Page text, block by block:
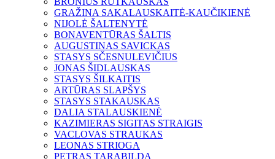
GRAŽINA SAKALAUSKAITĖ-KAUČIKIENĖ
NIJOLĖ ŠALTENYTĖ
BONAVENTŪRAS ŠALTIS
AUGUSTINAS SAVICKAS
STASYS SČESNULEVIČIUS
JONAS ŠIDLAUSKAS
STASYS ŠILKAITIS
ARTŪRAS SLAPŠYS
STASYS STAKAUSKAS
DALIA STALAUSKIENĖ
KAZIMIERAS SIGITAS STRAIGIS
VACLOVAS STRAUKAS
LEONAS STRIOGA
PETRAS TARABILDA